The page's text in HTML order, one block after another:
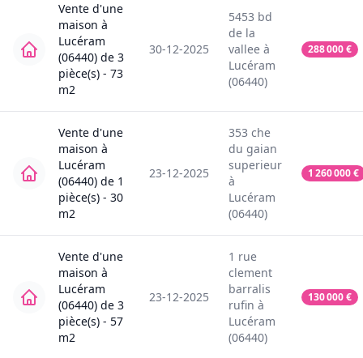
Vente d'une
maison à
Lucéram
(06440) de 3
pièce(s) - 73
m2
30-12-2025
5453 bd
de la
vallee à
Lucéram
(06440)
288 000€
Vente d'une
maison à
Lucéram
(06440) de 1
pièce(s) - 30
m2
23-12-2025
353 che
du gaian
superieur
à
Lucéram
(06440)
1 260 000€
Vente d'une
maison à
Lucéram
(06440) de 3
pièce(s) - 57
m2
23-12-2025
1 rue
clement
barralis
rufin à
Lucéram
(06440)
130 000€